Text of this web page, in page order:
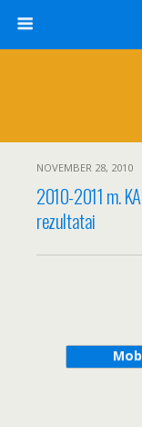
NOVEMBER 28, 2010
2010-2011 m.
rezultatai